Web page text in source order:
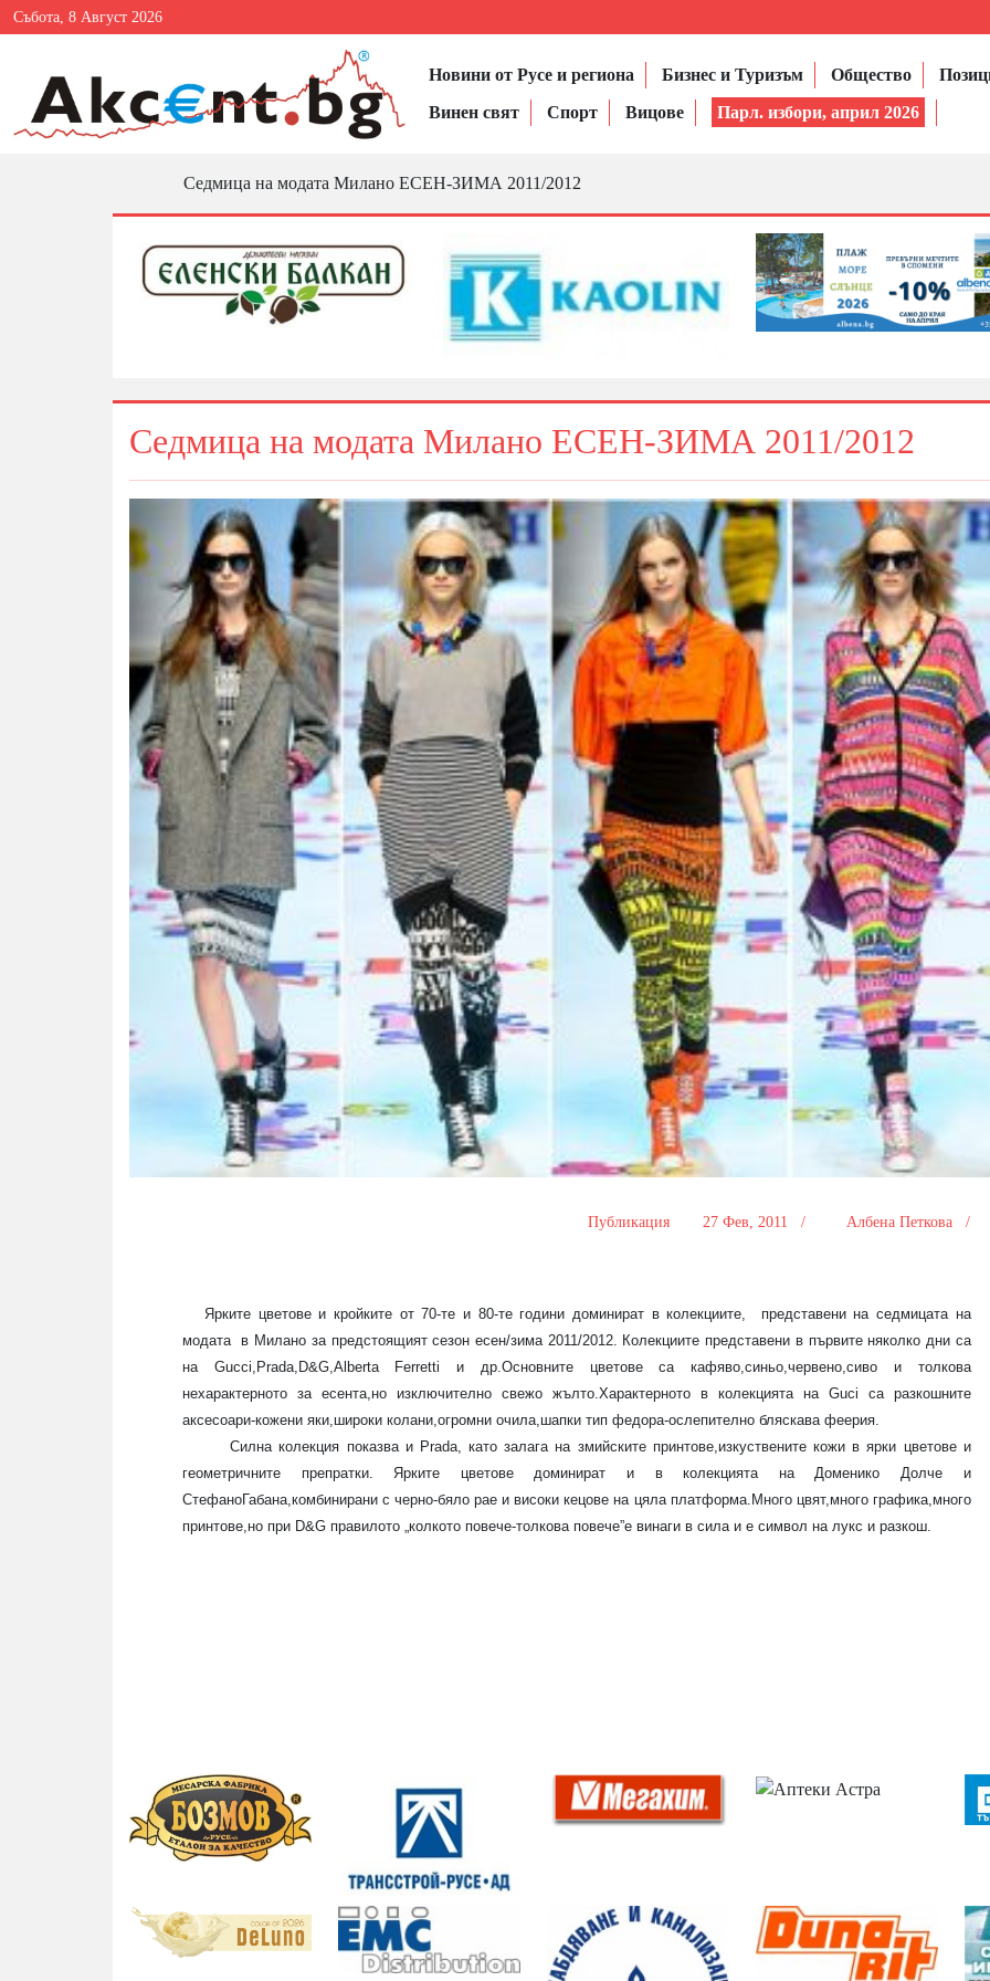
Събота, 8 Август 2026
Новини от Русе и региона Бизнес и Туризъм Общество
Винен свят
Спорт Вицове Парл. избори, април 2026
Седмица на модата Милано ЕСЕН-ЗИМА 2011/2012
Седмица на модата Милано ЕСЕН-ЗИМА 2011/2012
Публикация 27 Фев, 2011 / Албена Петкова /
Ярките цветове и кройките от 70-те и 80-те години доминират в колекциите,
представени на седмицата на
модата
в Милано за предстоящият сезон есен/зима 2011/2012. Колекциите представени в първите няколко дни са
на Gucci,Prada,D&G,Alberta Ferretti и др.Основните цветове са кафяво,синьо,червено,сиво и толкова
нехарактерното за есента,но изключително свежо жълто.Характерното в колекцията на Guci са разкошните
аксесоари-кожени яки,широки колани,огромни очила,шапки тип федора-ослепително бляскава феерия.
Силна колекция показва и Prada, като залага на змийските принтове,изкуствените кожи в ярки цветове и
геометричните препратки. Ярките цветове доминират и в колекцията на Доменико Долче и
СтефаноГабана,комбинирани с черно-бяло рае и високи кецове на цяла платформа.Много цвят,много графика,много
принтове,но при D&G правилото „колкото повече-толкова повече”е винаги в сила и е символ на лукс и разкош.